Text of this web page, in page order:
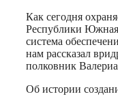
Как сегодня
Республики Южная
система
нам рассказал врид
полковник
Об истории